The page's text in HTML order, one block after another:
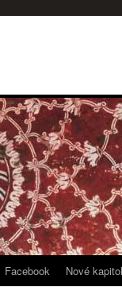
Facebook Nové